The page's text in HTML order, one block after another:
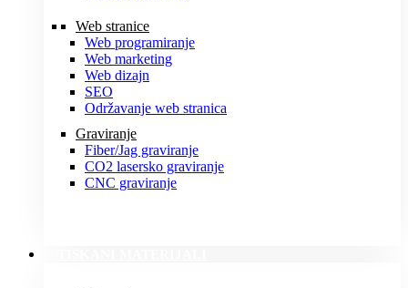
Web stranice
Web programiranje
Web marketing
Web dizajn
SEO
Održavanje web stranica
Graviranje
Fiber/Jag graviranje
CO2 lasersko graviranje
CNC graviranje